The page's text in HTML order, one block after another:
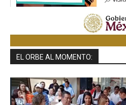
EL ORBE AL MOMENTO: